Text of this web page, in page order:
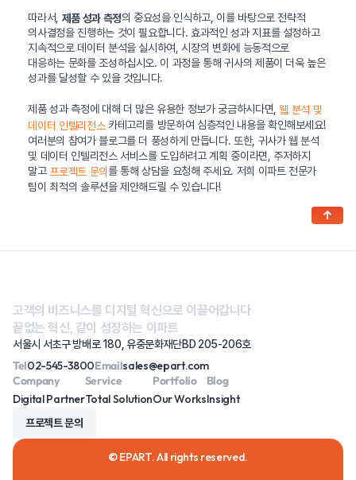
따라서, 제품 성과 측정의 중요성을 인식하고, 이를 바탕으로 전략적
의사결정을 진행하는 것이 필요합니다. 효과적인 성과 지표를 설정하고
지속적으로 데이터 분석을 실시하여, 시장의 변화에 능동적으로
대응하는 문화를 조성하십시오. 이 과정을 통해 귀사의 제품이 더욱 높은
성과를 달성할 수 있을 것입니다.
제품 성과 측정에 대해 더 많은 유용한 정보가 궁금하시다면,웹 분석 및
데이터 인텔리전스카테고리를 방문하여 심층적인 내용을 확인해보세요!
여러분의 참여가 블로그를 더 풍성하게 만듭니다. 또한, 귀사가 웹 분석
및 데이터 인텔리전스 서비스를 도입하려고 계획 중이라면, 주저하지
말고 프로젝트 문의 를 통해 상담을 요청해 주세요. 저희 이파트 전문가
팀이 최적의 솔루션을 제안해드릴 수 있습니다!
고객의 비즈니스를 디지털 혁신으로 이끌어갑니다
끝없는 혁신, 같이 성장하는 이파트
서울시 서초구 방배로 180, 유중문화재단BD 205-206호
Tel02-545-3800Emailsales@epart.com
Company
Digital Partner
Service
Total Solution
Portfolio
Our Works
Blog
Insight
프로젝트 문의
© EPART. All rights reserved.
↑